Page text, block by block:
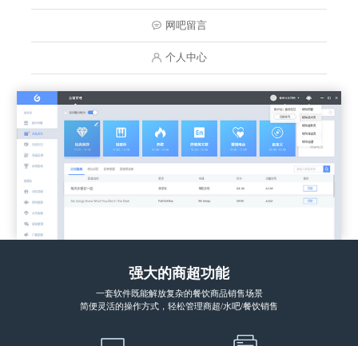
网吧留言
个人中心
强大的商超功能
一套软件既能解放复杂的餐饮商品销售场景
简便灵活的操作方式，轻松管理商超/水吧/餐饮销售